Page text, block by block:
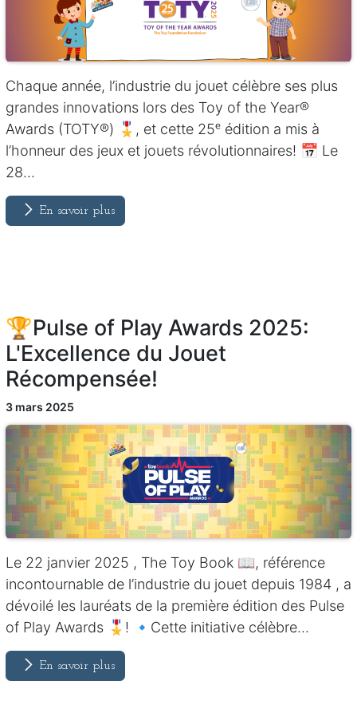
Chaque année, l’industrie du jouet célèbre ses plus
grandes innovations lors des Toy of the Year®
Awards (TOTY®) 🎖️, et cette 25ᵉ édition a mis à
l’honneur des jeux et jouets révolutionnaires! 📅 Le
28...
En savoir plus
🏆Pulse of Play Awards 2025:
L'Excellence du Jouet
Récompensée!
3 mars 2025
Le 22 janvier 2025 , The Toy Book 📖, référence
incontournable de l’industrie du jouet depuis 1984 , a
dévoilé les lauréats de la première édition des Pulse
of Play Awards 🎖️! 🔹Cette initiative célèbre...
En savoir plus